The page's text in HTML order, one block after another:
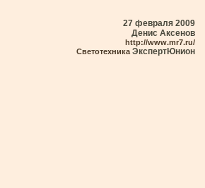
27 февраля 2009
Денис Аксенов
http://www.mr7.ru/
СветотехникаЭкспертЮнион